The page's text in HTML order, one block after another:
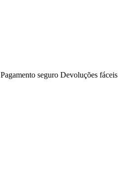
Pagamento seguro Devoluções fáceis